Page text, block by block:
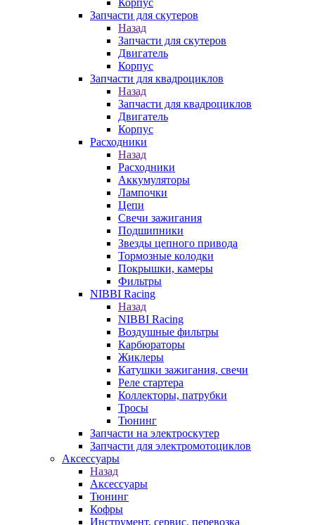
Корпус
Запчасти для скутеров
Назад
Запчасти для скутеров
Двигатель
Корпус
Запчасти для квадроциклов
Назад
Запчасти для квадроциклов
Двигатель
Корпус
Расходники
Назад
Расходники
Аккумуляторы
Лампочки
Цепи
Свечи зажигания
Подшипники
Звезды цепного привода
Тормозные колодки
Покрышки, камеры
Фильтры
NIBBI Racing
Назад
NIBBI Racing
Воздушные фильтры
Карбюраторы
Жиклеры
Катушки зажигания, свечи
Реле стартера
Коллекторы, патрубки
Тросы
Тюнинг
Запчасти на электроскутер
Запчасти для электромотоциклов
Аксессуары
Назад
Аксессуары
Тюнинг
Кофры
Инструмент, сервис, перевозка